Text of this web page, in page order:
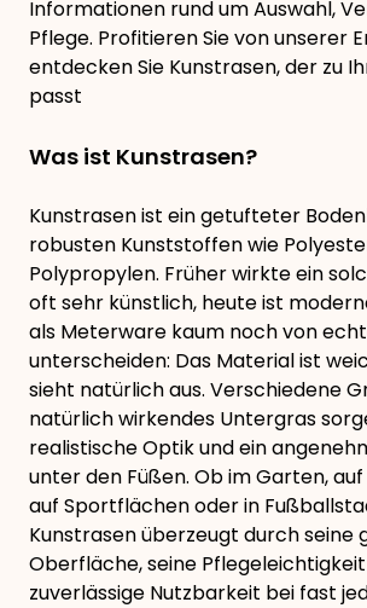
Informationen rund um Auswahl,
Pflege. Profitieren Sie von unserer
entdecken Sie Kunstrasen, der zu
passt
Was ist Kunstrasen?
Kunstrasen ist ein getufteter
robusten Kunststoffen wie
Polypropylen. Früher wirkte ein
oft sehr künstlich, heute ist
als Meterware kaum noch von
unterscheiden: Das Material ist
sieht natürlich aus. Verschiedene
natürlich wirkendes Untergras
realistische Optik und ein
unter den Füßen. Ob im Garten,
auf Sportflächen oder in
Kunstrasen überzeugt durch seine
Oberfläche, seine
zuverlässige Nutzbarkeit bei fast